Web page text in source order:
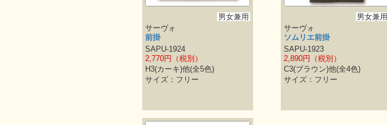
男女兼用
サーヴォ
前掛
SAPU-1924
2,770円（税別）
H3(カーキ)他(全5色)
サイズ：フリー
男女兼用
サーヴォ
ソムリエ前掛
SAPU-1923
2,890円（税別）
C3(ブラウン)他(全4色)
サイズ：フリー